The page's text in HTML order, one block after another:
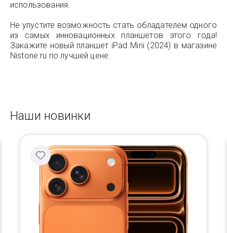
использования.
Не упустите возможность стать обладателем одного
из самых инновационных планшетов этого года!
Закажите новый планшет iPad Mini (2024) в магазине
Nistone.ru по лучшей цене.
Наши новинки